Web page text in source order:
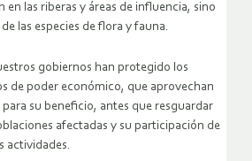
en las riberas y áreas de influencia, sino
las especies de flora y fauna.
gobiernos han protegido los
de poder económico, que aprovechan
para su beneficio, antes que resguardar
afectadas y su participación de
actividades.